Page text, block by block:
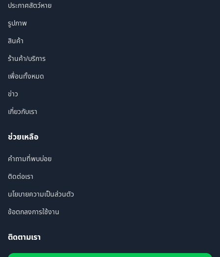
ประกาศสัตว์หาย
รูปภาพ
สินค้า
ร้านค้า/บริการ
เพื่อนทั้งหมด
ข่าว
เกี่ยวกับเรา
ช่วยเหลือ
คำถามที่พบบ่อย
ติดต่อเรา
นโยบายความเป็นส่วนตัว
ข้อตกลงการใช้งาน
ติดตามเรา